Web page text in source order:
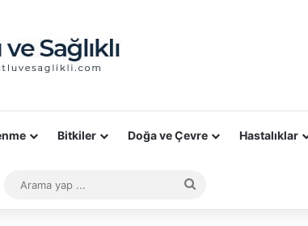
Bitkiler Doğa ve Çevre Hastalıklar
yap